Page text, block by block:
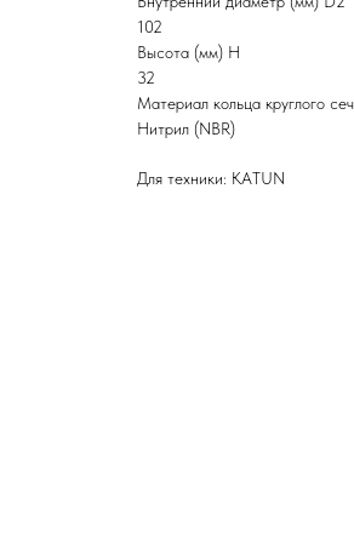
102
Высота (мм) H
32
Материал кольца круглого
Нитрил (NBR)
Для техники: KATUN